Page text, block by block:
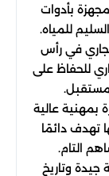
بأدوات
للمياه.
في رأس
للحفاظ على
عالية
تهدف دائمًا
التام.
وتاريخ